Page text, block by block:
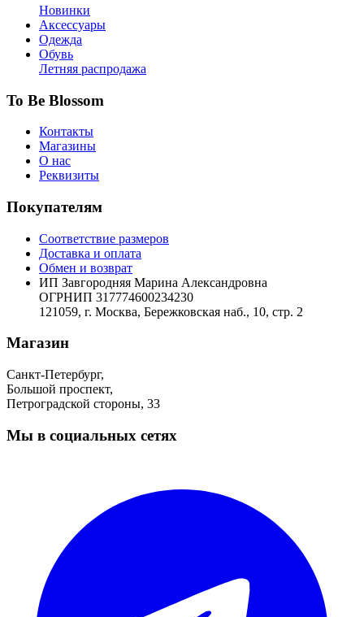
Новинки
Аксессуары
Одежда
Обувь
Летняя распродажа
To Be Blossom
Контакты
Магазины
О нас
Реквизиты
Покупателям
Соответствие размеров
Доставка и оплата
Обмен и возврат
ИП Завгородняя Марина Александровна
ОГРНИП 317774600234230
121059, г. Москва, Бережковская наб., 10, стр. 2
Магазин
Санкт-Петербург,
Большой проспект,
Петроградской стороны, 33
Мы в социальных сетях